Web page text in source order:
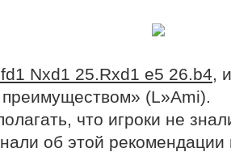
Nxd1 25.Rxd1 e5 26.b4,
(L»Ami).
что игроки не
об этой рекомендации